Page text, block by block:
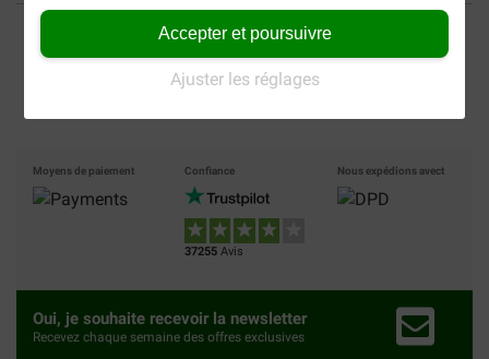
Accepter et poursuivre
Ajuster les réglages
Frais de port offerts dès
69 €
Paiement sécurisé
Moyens de paiement Confiance
37255 Avis
Nous expédions avect
Oui, je souhaite recevoir la newsletter
Recevez chaque semaine des offres exclusives